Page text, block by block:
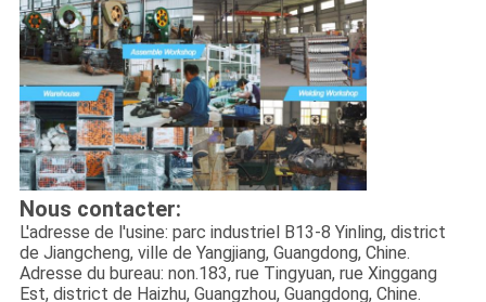
Nous contacter:
L'adresse de l'usine: parc industriel B13-8 Yinling, district
de Jiangcheng, ville de Yangjiang, Guangdong, Chine.
Adresse du bureau: non.183, rue Tingyuan, rue Xinggang
Est, district de Haizhu, Guangzhou, Guangdong, Chine.